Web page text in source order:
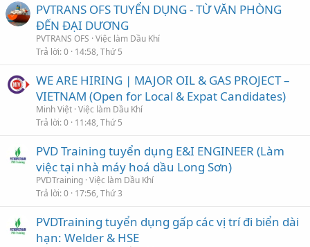
PVTRANS OFS TUYỂN DỤNG - TỪ VĂN PHÒNG
ĐẾN ĐẠI DƯƠNG
PVTRANS OFS Việc làm Dầu Khí
Trả lời 0 14:58, Thứ 5
WE ARE HIRING | MAJOR OIL & GAS PROJECT –
VIETNAM (Open for Local & Expat Candidates)
Minh Việt Việc làm Dầu Khí
Trả lời 0 11:48, Thứ 5
PVD Training tuyển dụng E&I ENGINEER (Làm
việc tại nhà máy hoá dầu Long Sơn)
PVDTraining Việc làm Dầu Khí
Trả lời 0 17:56, Thứ 3
PVDTraining tuyển dụng gấp các vị trí đi biển dài
hạn: Welder & HSE